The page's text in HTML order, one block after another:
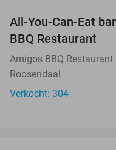
All-You-Can-Eat
BBQ Restaurant
Amigos BBQ Restaurant
Roosendaal
Verkocht: 304